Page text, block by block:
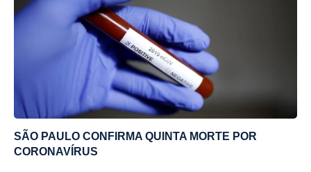
SÃO PAULO CONFIRMA QUINTA MORTE POR
CORONAVÍRUS